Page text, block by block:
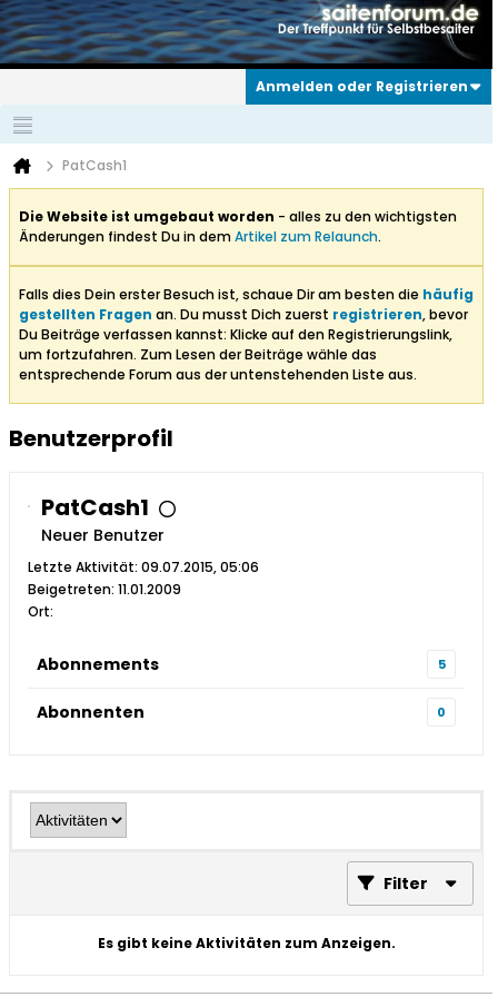
Anmelden oder Registrieren
PatCash1
Die Website ist umgebaut worden - alles zu den wichtigsten
Änderungen findest Du in demArtikel zum Relaunch.
Falls dies Dein erster Besuch ist, schaue Dir am besten die häufig
gestellten Fragen an. Du musst Dich zuerst registrieren, bevor
Du Beiträge verfassen kannst: Klicke auf den Registrierungslink,
um fortzufahren. Zum Lesen der Beiträge wähle das
entsprechende Forum aus der untenstehenden Liste aus.
Benutzerprofil
PatCash1
Neuer Benutzer
Letzte Aktivität: 09.07.2015, 05:06
Beigetreten: 11.01.2009
Ort:
Abonnements 5
Abonnenten 0
Filter
Es gibt keine Aktivitäten zum Anzeigen.